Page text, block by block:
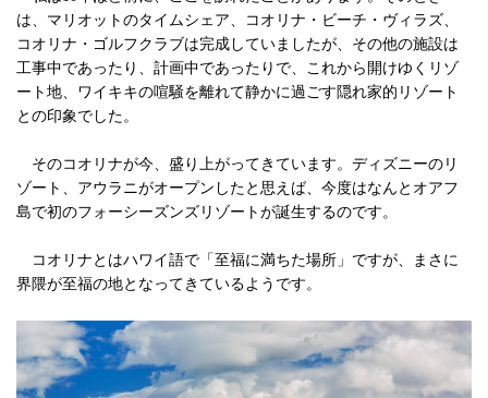
は、マリオットのタイムシェア、コオリナ・ビーチ・ヴィラズ、
コオリナ・ゴルフクラブは完成していましたが、その他の施設は
工事中であったり、計画中であったりで、これから開けゆくリゾ
ート地、ワイキキの喧騒を離れて静かに過ごす隠れ家的リゾート
との印象でした。
そのコオリナが今、盛り上がってきています。ディズニーのリ
ゾート、アウラニがオープンしたと思えば、今度はなんとオアフ
島で初のフォーシーズンズリゾートが誕生するのです。
コオリナとはハワイ語で「至福に満ちた場所」ですが、まさに
界隈が至福の地となってきているようです。